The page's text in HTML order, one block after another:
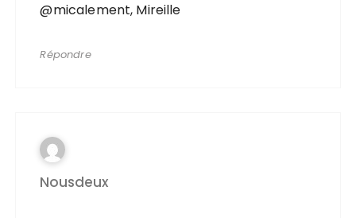
@micalement, Mireille
Répondre
Nousdeux